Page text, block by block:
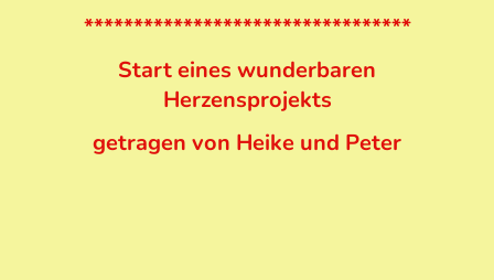
*********************************
Start eines wunderbaren
Herzensprojekts
getragen von Heike und Peter